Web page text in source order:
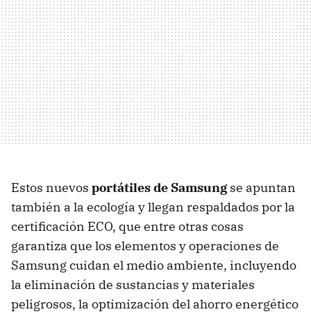
Estos nuevos portátiles de Samsungse apuntan
también a la ecología y llegan respaldados por la
certificación ECO, que entre otras cosas
garantiza que los elementos y operaciones de
Samsung cuidan el medio ambiente, incluyendo
la eliminación de sustancias y materiales
peligrosos, la optimización del ahorro energético